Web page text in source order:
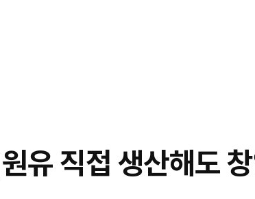
유 직접 생산해도